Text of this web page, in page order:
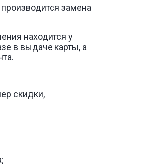
замена
находится у
в выдаче карты, а
скидки,